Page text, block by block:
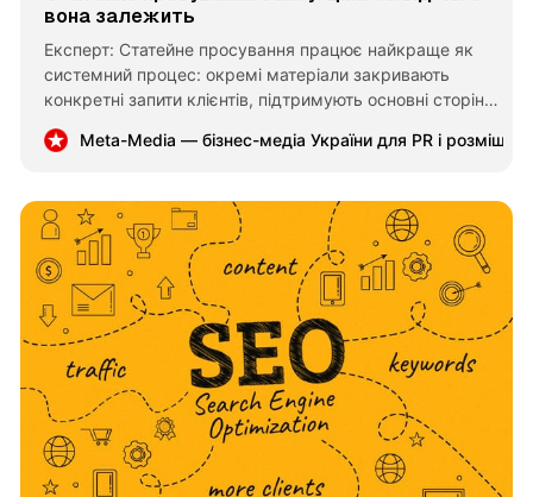
вона залежить
Експерт: Статейне просування працює найкраще як
системний процес: окремі матеріали закривають
конкретні запити клієнтів, підтримують основні сторінки
сайту та формують довгостроковий органічний трафік.
Ціна залежить від кількості статей, складності
Meta-Media — бізнес-медіа України для PR і